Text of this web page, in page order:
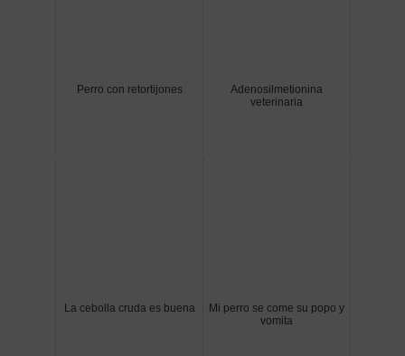
Perro con retortijones
Adenosilmetionina
veterinaria
La cebolla cruda es buena
Mi perro se come su popo y
vomita